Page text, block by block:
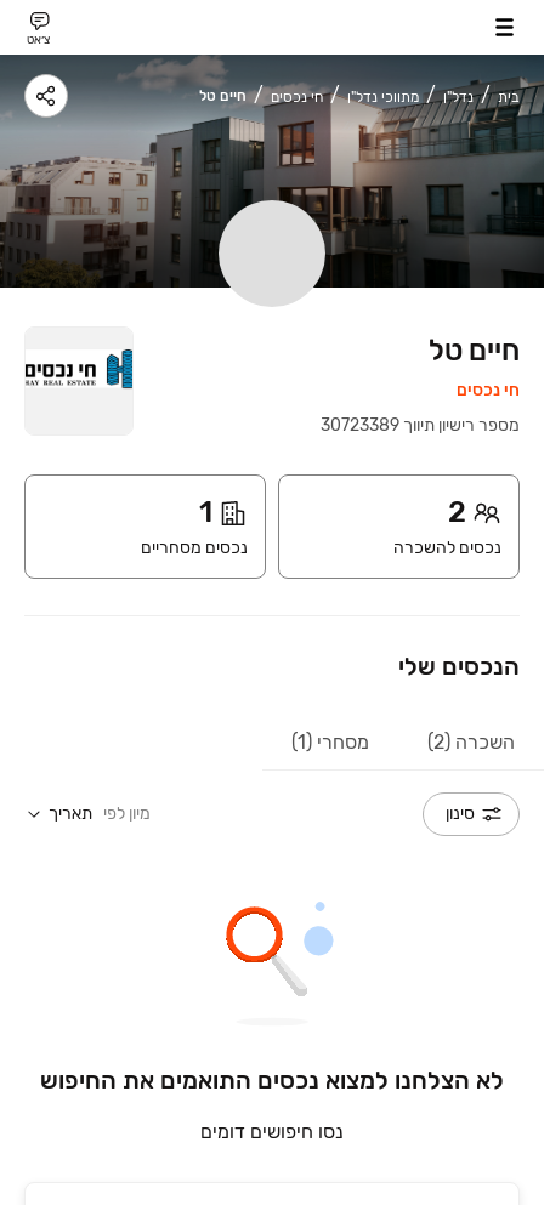
צ׳אט
בית נדל"ן מתווכי נדל"ן חי נכסים חיים טל
חיים טל
חי נכסים
מספר רישיון תיווך 30723389
2
נכסים להשכרה
1
נכסים מסחריים
הנכסים שלי
השכרה (2) מסחרי (1)
סינון מיון לפי תאריך
לא הצלחנו למצוא נכסים התואמים את החיפוש
נסו חיפושים דומים